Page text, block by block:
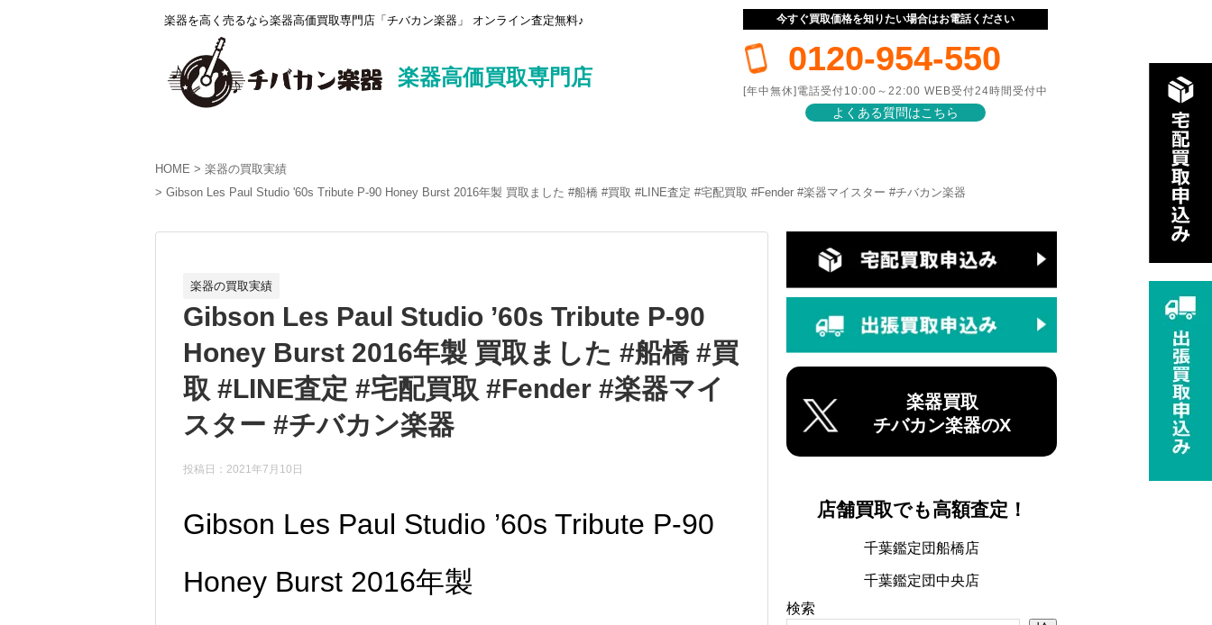
楽器を高く売るなら楽器高価買取専門店「チバカン楽器」 オンライン査定無料♪
楽器高価買取専門店
今すぐ買取価格を知りたい場合はお電話ください
0120-954-550
[年中無休]電話受付10:00～22:00 WEB受付24時間受付中
よくある質問はこちら
HOME
楽器の買取実績
Gibson Les Paul Studio '60s Tribute P-90 Honey Burst 2016年製 買取ました #船橋 #買取 #LINE査定 #宅配買取 #Fender #楽器マイスター #チバカン楽器
楽器の買取実績
Gibson Les Paul Studio ’60s Tribute P-90
Honey Burst 2016年製 買取ました #船橋 #買
取 #LINE査定 #宅配買取 #Fender #楽器マイ
スター #チバカン楽器
投稿日： 2021年7月10日
Gibson Les Paul Studio ’60s Tribute P-90
Honey Burst 2016年製
楽器買取
チバカン楽器のX
店舗買取でも高額査定！
千葉鑑定団船橋店
千葉鑑定団中央店
検索